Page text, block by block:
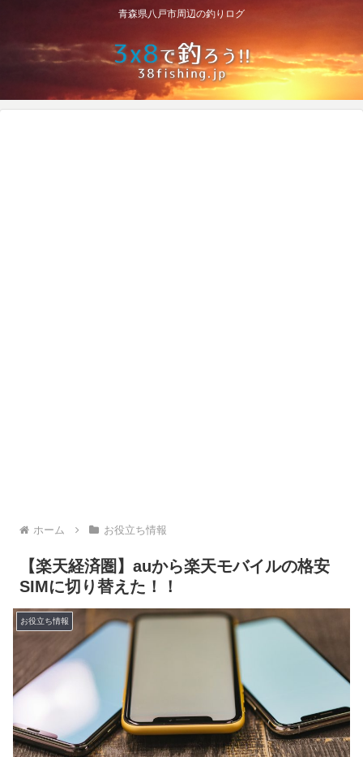
青森県八戸市周辺の釣りログ
ホーム お役立ち情報
【楽天経済圏】auから楽天モバイルの格安
SIMに切り替えた！！
お役立ち情報